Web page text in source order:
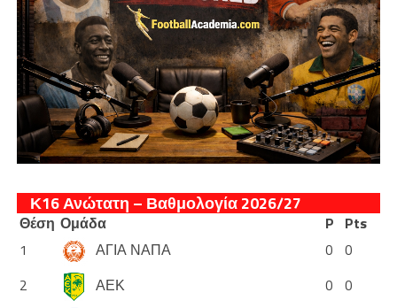
Κ16 Ανώτατη – Βαθμολογία 2026/27
Θέση Ομάδα P Pts
1
ΑΓΙΑ ΝΑΠΑ 0 0
2
ΑΕΚ 0 0